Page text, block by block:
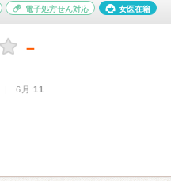
電子処方せん対応 女医在籍
－
| 6月:11